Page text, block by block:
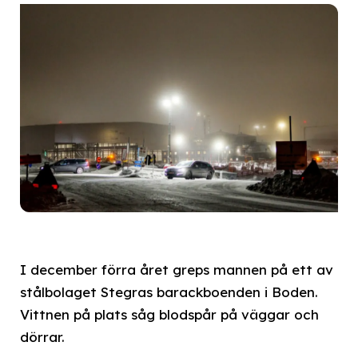
I december förra året greps mannen på ett av
stålbolaget Stegras barackboenden i Boden.
Vittnen på plats såg blodspår på väggar och
dörrar.